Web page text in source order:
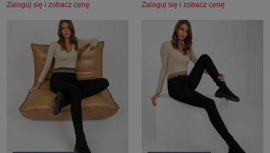
Zaloguj się i zobacz cenę Zaloguj się i zobacz cenę